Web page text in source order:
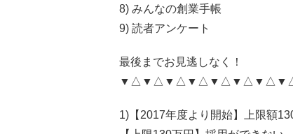
8) みんなの創業手帳
9) 読者アンケート
最後までお見逃しなく！
1)【2017年度より開始】上限額